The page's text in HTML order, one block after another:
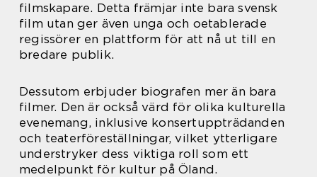
filmskapare. Detta främjar inte bara svensk
film utan ger även unga och oetablerade
regissörer en plattform för att nå ut till en
bredare publik.
Dessutom erbjuder biografen mer än bara
filmer. Den är också värd för olika kulturella
evenemang, inklusive konsertuppträdanden
och teaterföreställningar, vilket ytterligare
understryker dess viktiga roll som ett
medelpunkt för kultur på Öland.